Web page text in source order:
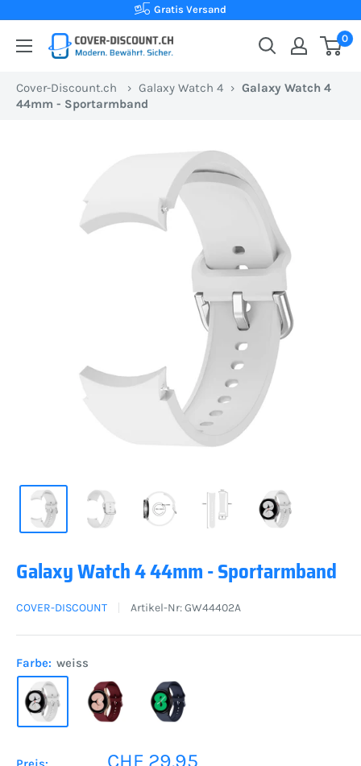
Inhalt
Kauf auf Rechnung
Cover-
Ihr
Onlineshop
Schutzhüllen
0
Cover-Discount.ch › Galaxy Watch 4 › Galaxy Watch 4
44mm - Sportarmband
Galaxy Watch 4 44mm - Sportarmband
COVER-DISCOUNT Artikel-Nr:GW44402A
Farbe: weiss
Sonderpreis
CHF 29.95